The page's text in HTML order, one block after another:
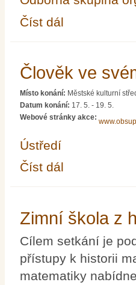
Číst dál
Člověk ve
Místo konání: Městské kulturní
Datum konání: 17. 5. - 19. 5.
Webové stránky akce:
Ústředí
Číst dál
Zimní škola z
Cílem setkání je
přístupy k historii
matematiky